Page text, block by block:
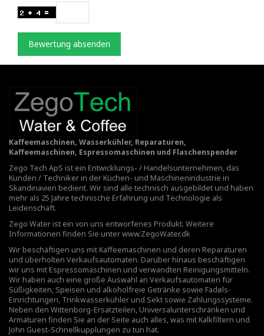
Bewertung absenden
Kaffeemaschinen, Wasserkühler, Reparaturen,
Kaffeemaschinen, Espressomaschinen und Flaschenspender
Zego Tech ApS ist ein Entwicklungs- / Handelsunternehmen, das
Kunden / Techniker in der Küchen- und Maschinenindustrie in
Skandinavien bedient. Wir sind alle technisch ausgebildet und haben
mehr als 25 Jahre technische Erfahrung und Technologie als
Leidenschaft.
Zego Water ist ein von uns entworfenes Produkt. Weitere
Informationen finden Sie unterwww.ZegoWater.dk
Wir beschäftigen uns mit Kaffeemaschinen und deren Reparaturen
und überholten Verkaufsautomaten. Darüber hinaus beschäftigen
wir uns mit Espressomaschinen und verwandten Reinigungsmitteln.
Wir haben auch eine große Auswahl an Verkaufsautomaten für
Süßigkeiten, Speisen und alkoholfreie Getränke sowie Fadøls-
Einrichtungen, Trinkwasserkühler und Sekt sowie Zahlungssysteme.
Neben den Wittenborg-Ersatzteilen, Universalunterschränken und
Armaturen finden Sie an der Seite auch alles, was mit Kalkfiltern und
John Guest-Schnellkupplungen zu tun hat.